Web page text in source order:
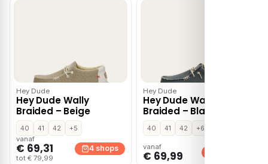
Hey Dude
Hey Dude Wally
Braided – Beige
40 41 42
+5
vanaf
€ 69,31
tot € 79,99
4 shops
Hey Dude
Hey Dude Wally
Braided – Blauw
40 41 42 +6
vanaf
€ 69,99